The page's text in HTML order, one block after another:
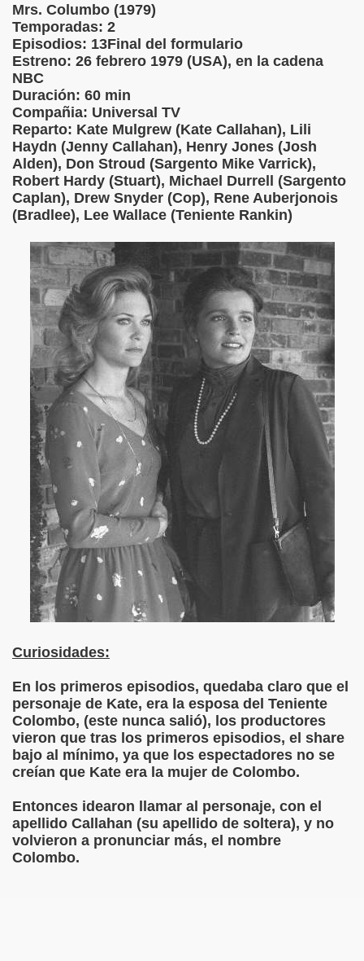
Mrs. Columbo (1979)
Temporadas: 2
Episodios: 13Final del formulario
Estreno: 26 febrero 1979 (USA), en la cadena
NBC
Duración: 60 min
Compañia: Universal TV
Reparto: Kate Mulgrew (Kate Callahan), Lili
Haydn (Jenny Callahan), Henry Jones (Josh
Alden), Don Stroud (Sargento Mike Varrick),
Robert Hardy (Stuart), Michael Durrell (Sargento
Caplan), Drew Snyder (Cop), Rene Auberjonois
(Bradlee), Lee Wallace (Teniente Rankin)
Curiosidades:
En los primeros episodios, quedaba claro que el
personaje de Kate, era la esposa del Teniente
Colombo, (este nunca salió), los productores
vieron que tras los primeros episodios, el share
bajo al mínimo, ya que los espectadores no se
creían que Kate era la mujer de Colombo.
Entonces idearon llamar al personaje, con el
apellido Callahan (su apellido de soltera), y no
volvieron a pronunciar más, el nombre
Colombo.